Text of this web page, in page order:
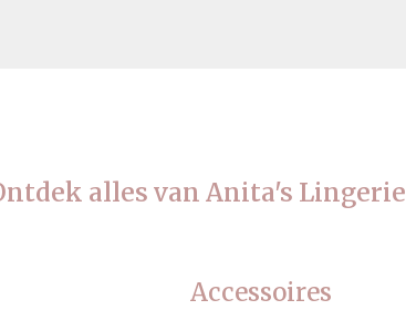
alles van Anita's Lingerie
Accessoires